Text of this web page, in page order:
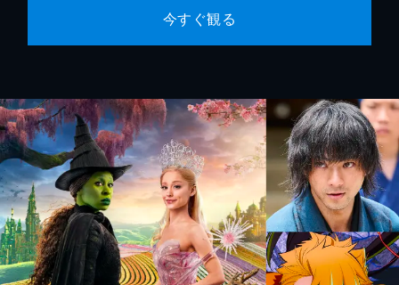
今すぐ観る